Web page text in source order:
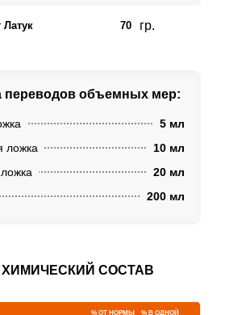
Латук 70 гр.
переводов объемных мер:
5 мл
ложка
10 мл
20 мл
200 мл
ХИМИЧЕСКИЙ СОСТАВ
% ОТ НОРМЫ
% В ОДНОЙ